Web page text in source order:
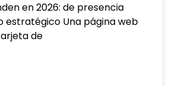
en 2026: de presencia
estratégico Una página web
de